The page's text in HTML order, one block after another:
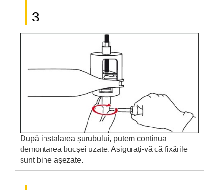
3
După instalarea șurubului, putem continua
demontarea bucșei uzate. Asigurați-vă că fixările
sunt bine așezate.